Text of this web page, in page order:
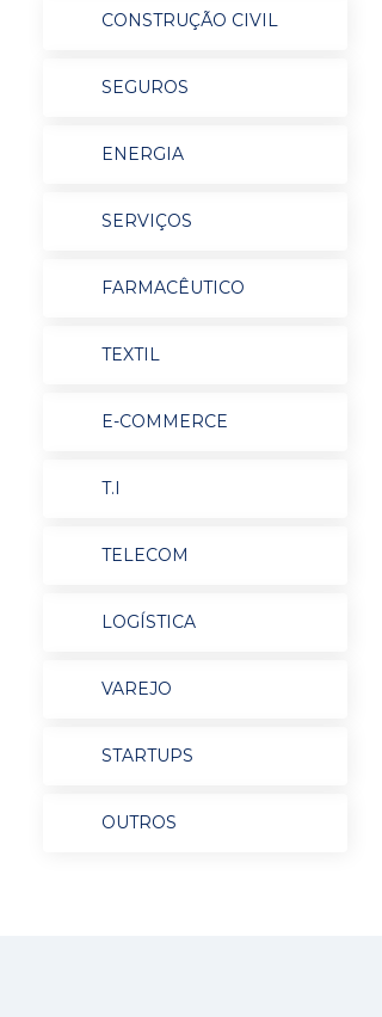
CONSTRUÇÃO CIVIL
SEGUROS
ENERGIA
SERVIÇOS
FARMACÊUTICO
TEXTIL
E-COMMERCE
T.I
TELECOM
LOGÍSTICA
VAREJO
STARTUPS
OUTROS